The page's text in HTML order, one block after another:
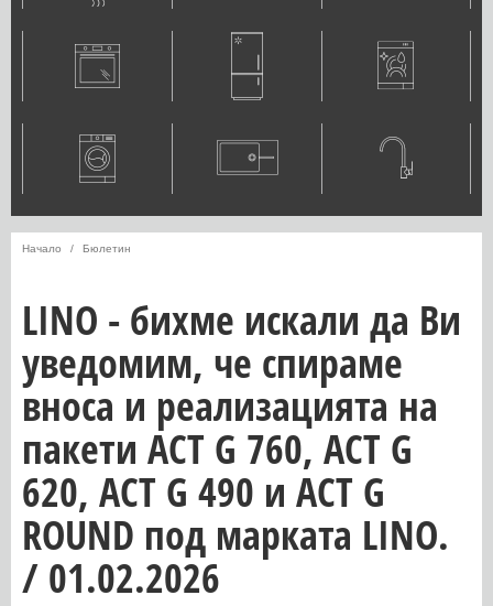
Начало Бюлетин
LINO - бихме искали да Ви
уведомим, че спираме
вноса и реализацията на
пакети ACT G 760, ACT G
620, ACT G 490 и ACT G
ROUND под марката LINO.
/ 01.02.2026